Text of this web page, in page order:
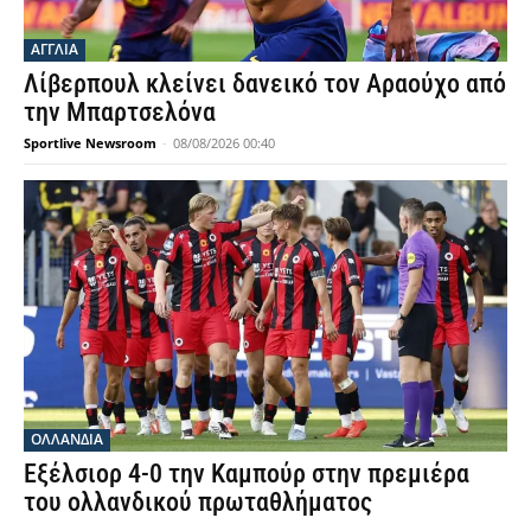
ΑΓΓΛΙΑ
Λίβερπουλ κλείνει δανεικό τον Αραούχο από
την Μπαρτσελόνα
Sportlive Newsroom - 08/08/2026 00:40
OΛΛΑΝΔΊΑ
Εξέλσιορ 4-0 την Καμπούρ στην πρεμιέρα
του ολλανδικού πρωταθλήματος